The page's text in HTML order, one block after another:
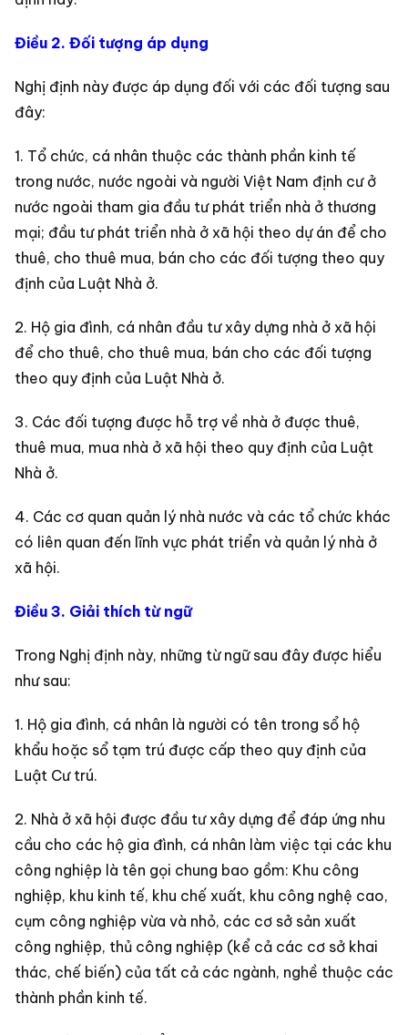
Điều 2. Đối tượng áp dụng
Nghị định này được áp dụng đối với các đối tượng sau
đây:
1. Tổ chức, cá nhân thuộc các thành phần kinh tế
trong nước, nước ngoài và người Việt Nam định cư ở
nước ngoài tham gia đầu tư phát triển nhà ở thương
mại; đầu tư phát triển nhà ở xã hội theo dự án để cho
thuê, cho thuê mua, bán cho các đối tượng theo quy
định của Luật Nhà ở.
2. Hộ gia đình, cá nhân đầu tư xây dựng nhà ở xã hội
để cho thuê, cho thuê mua, bán cho các đối tượng
theo quy định của Luật Nhà ở.
3. Các đối tượng được hỗ trợ về nhà ở được thuê,
thuê mua, mua nhà ở xã hội theo quy định của Luật
Nhà ở.
4. Các cơ quan quản lý nhà nước và các tổ chức khác
có liên quan đến lĩnh vực phát triển và quản lý nhà ở
xã hội.
Điều 3. Giải thích từ ngữ
Trong Nghị định này, những từ ngữ sau đây được hiểu
như sau:
1. Hộ gia đình, cá nhân là người có tên trong sổ hộ
khẩu hoặc sổ tạm trú được cấp theo quy định của
Luật Cư trú.
2. Nhà ở xã hội được đầu tư xây dựng để đáp ứng nhu
cầu cho các hộ gia đình, cá nhân làm việc tại các khu
công nghiệp là tên gọi chung bao gồm: Khu công
nghiệp, khu kinh tế, khu chế xuất, khu công nghệ cao,
cụm công nghiệp vừa và nhỏ, các cơ sở sản xuất
công nghiệp, thủ công nghiệp (kể cả các cơ sở khai
thác, chế biến) của tất cả các ngành, nghề thuộc các
thành phần kinh tế.